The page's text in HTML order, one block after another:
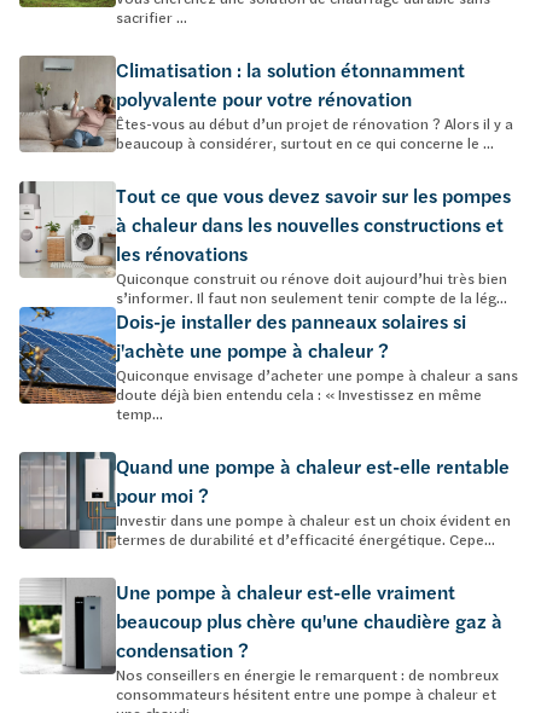
sacrifier ...
Climatisation : la solution étonnamment
polyvalente pour votre rénovation
Êtes-vous au début d’un projet de rénovation ? Alors il y a
beaucoup à considérer, surtout en ce qui concerne le ...
Tout ce que vous devez savoir sur les pompes
à chaleur dans les nouvelles constructions et
les rénovations
Quiconque construit ou rénove doit aujourd’hui très bien
s’informer. Il faut non seulement tenir compte de la lég...
Dois-je installer des panneaux solaires si
j'achète une pompe à chaleur ?
Quiconque envisage d’acheter une pompe à chaleur a sans
doute déjà bien entendu cela : « Investissez en même
temp...
Quand une pompe à chaleur est-elle rentable
pour moi ?
Investir dans une pompe à chaleur est un choix évident en
termes de durabilité et d’efficacité énergétique. Cepe...
Une pompe à chaleur est-elle vraiment
beaucoup plus chère qu'une chaudière gaz à
condensation ?
Nos conseillers en énergie le remarquent : de nombreux
consommateurs hésitent entre une pompe à chaleur et